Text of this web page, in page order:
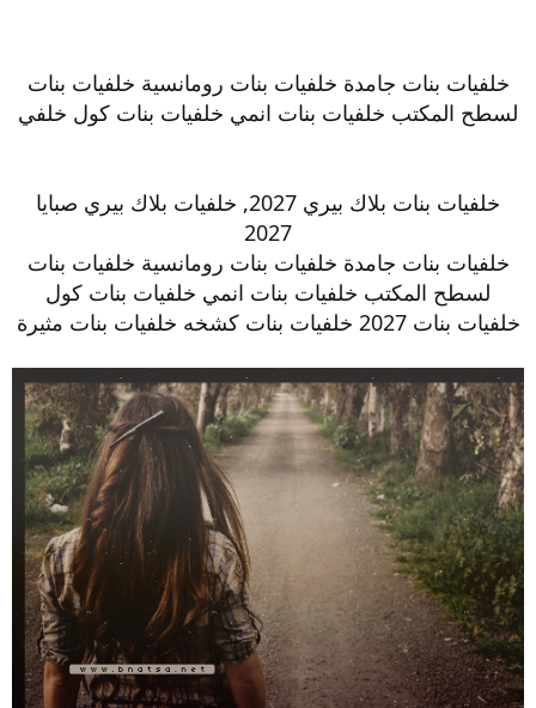
خلفيات بنات جامدة خلفيات بنات رومانسية خلفيات بنات
لسطح المكتب خلفيات بنات انمي خلفيات بنات كول خلفي
خلفيات بنات بلاك بيري 2027, خلفيات بلاك بيري صبايا
2027
خلفيات بنات جامدة خلفيات بنات رومانسية خلفيات بنات
لسطح المكتب خلفيات بنات انمي خلفيات بنات كول
خلفيات بنات 2027 خلفيات بنات كشخه خلفيات بنات مثيرة